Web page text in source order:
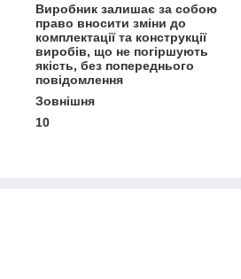
Виробник залишає за собою
право вносити зміни до
комплектації та конструкції
виробів, що не погіршують
якість, без попереднього
повідомлення
Зовнішня
10